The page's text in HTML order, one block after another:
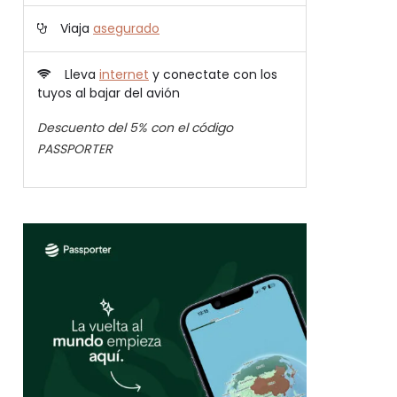
Viaja asegurado
Lleva internet y conectate con los
tuyos al bajar del avión
Descuento del 5% con el código
PASSPORTER